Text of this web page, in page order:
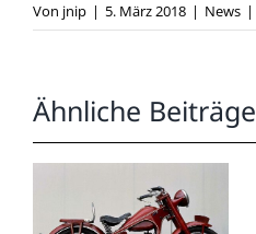
Von jnip | 5. März 2018 | News |
Ähnliche Beiträge